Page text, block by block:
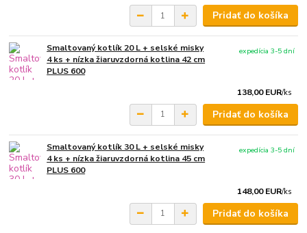
Pridať do košíka
Smaltovaný kotlík 20 L + selské misky
4 ks + nízka žiaruvzdorná kotlina 42 cm
PLUS 600
138,00 EUR/ks
expedícia 3-5 dní
Pridať do košíka
Smaltovaný kotlík 30 L + selské misky
4 ks + nízka žiaruvzdorná kotlina 45 cm
PLUS 600
148,00 EUR/ks
expedícia 3-5 dní
Pridať do košíka